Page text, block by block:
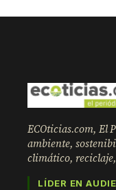
ECOticias.com, El
ambiente,
climático,
LÍDER EN